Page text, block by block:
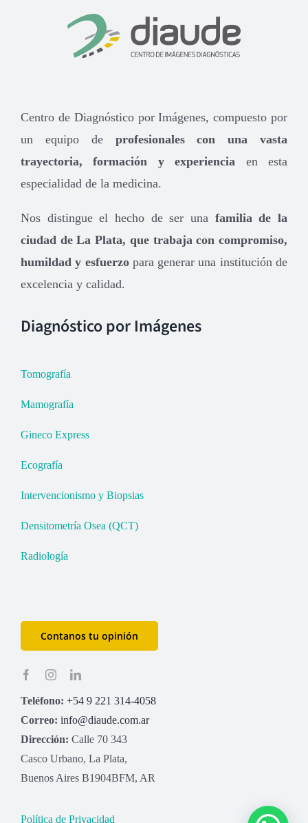
Centro de Diagnóstico por Imágenes, compuesto por
un equipo de profesionales con una vasta
trayectoria, formación y experiencia en esta
especialidad de la medicina.
Nos distingue el hecho de ser una familia de la
ciudad de La Plata, que trabaja con compromiso,
humildad y esfuerzopara generar una institución de
excelencia y calidad.
Diagnóstico por Imágenes
Tomografía
Mamografía
Gineco Express
Ecografía
Intervencionismo y Biopsias
Densitometría Osea (QCT)
Radiología
Contanos tu opinión
Teléfono: +54 9 221 314-4058
Correo: info@diaude.com.ar
Dirección: Calle 70 343
Casco Urbano, La Plata,
Buenos Aires B1904BFM, AR
Política de Privacidad